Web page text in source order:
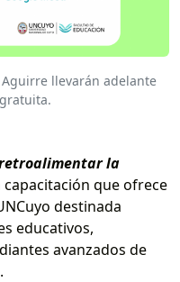
llevarán adelante
la
que ofrece
destinada
educativos,
avanzados de